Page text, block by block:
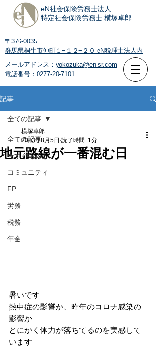
eN社会保険労務士法人
特定社会保険労務士 横塚卓郎
〒376-0035
群馬県桐生市仲町１−１２−２０ eN税理士法人内
メールアドレス： yokozuka@en-sr.com
電話番号： 0277-20-7101
記事
全ての記事
今すぐ始める
コミュニティ
FP
労務
税務
年金
全ての記事
地元路線が一番混む日
横塚卓郎
2023年8月5日 読了時間: 1分
暑いです
熱中症の影響か、昨年のコロナ感染の
影響か
とにかく体力が落ちてるのを実感して
います